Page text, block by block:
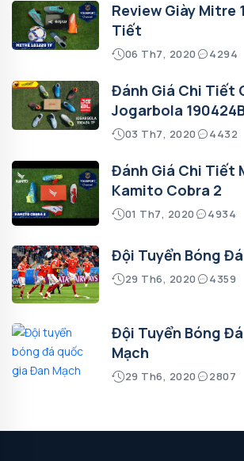
Review Giày Mitre
Tiết
06 Th7, 2020 4294
Đánh Giá Chi Tiết
Jogarbola
03 Th7, 2020 4432
Đánh Giá Chi Tiết
Kamito Cobra 2
01 Th7, 2020 4934
Đội Tuyển Bóng
29 Th6, 2020 4359
Đội Tuyển Bóng
Mạch
29 Th6, 2020 2807